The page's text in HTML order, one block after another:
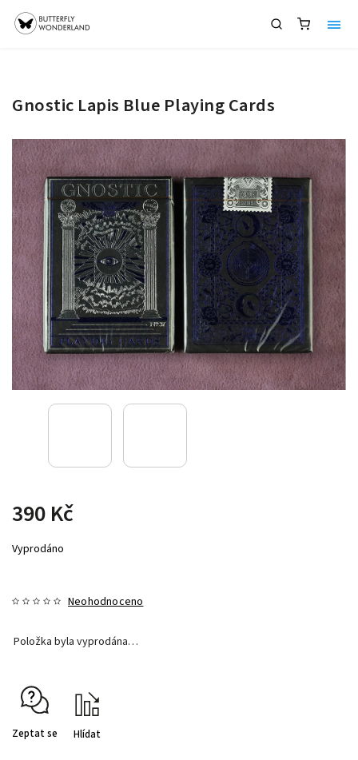
Gnostic Lapis Blue Playing Cards
390 Kč
Vyprodáno
Neohodnoceno
Položka byla vyprodána…
Zeptat se Hlídat